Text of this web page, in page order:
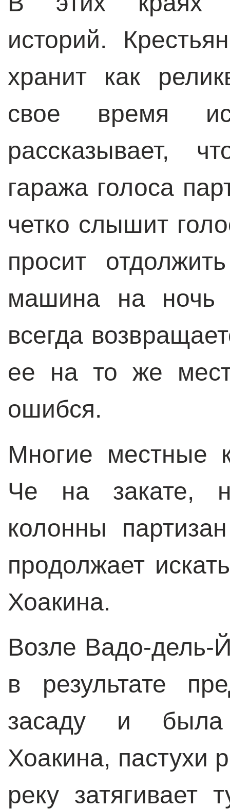
историй.
хранит как
свое время
рассказывает,
гаража голоса
четко слышит
просит
машина на ночь
всегда
ее на то же
ошибся.
Многие местные
Че на закате,
колонны
продолжает
Хоакина.
Возле Вадо-дель-
в результате
засаду и была
Хоакина, пастухи
реку затягивает